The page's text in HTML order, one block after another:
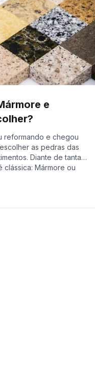
e
reformando e chegou
as pedras das
Diante de tantas
Mármore ou